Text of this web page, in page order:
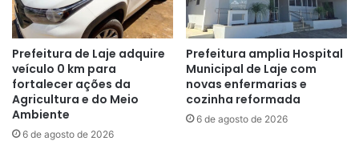
Prefeitura de Laje adquire
veículo 0 km para
fortalecer ações da
Agricultura e do Meio
Ambiente
6 de agosto de 2026
Prefeitura amplia Hospital
Municipal de Laje com
novas enfermarias e
cozinha reformada
6 de agosto de 2026